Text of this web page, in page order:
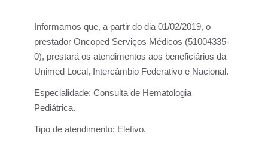
Informamos que, a partir do dia 01/02/2019, o
prestador Oncoped Serviços Médicos (51004335-
0), prestará os atendimentos aos beneficiários da
Unimed Local, Intercâmbio Federativo e Nacional.
Especialidade: Consulta de Hematologia
Pediátrica.
Tipo de atendimento: Eletivo.